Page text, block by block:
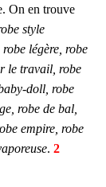
On en trouve
style
légère, robe
le travail, robe
doll, robe
robe de bal,
empire, robe
. 2